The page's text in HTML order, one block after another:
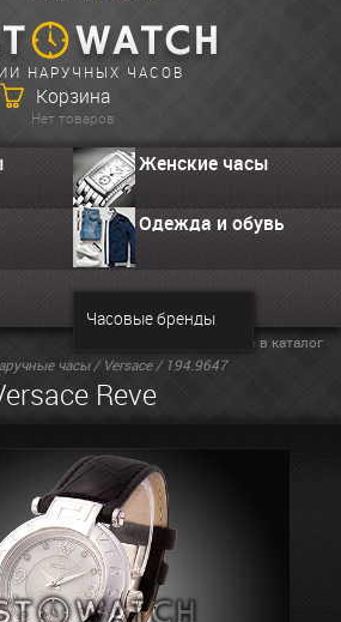
НАРУЧНЫХ ЧАСОВ
Корзина
Нет товаров
Женские часы
Одежда и обувь
Часовые бренды
часы/ Versace/ 194.9647
Reve
Вернуться в каталог